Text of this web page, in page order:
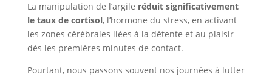
La manipulation de l’argile réduit significativement
le taux de cortisol, l’hormone du stress, en activant
les zones cérébrales liées à la détente et au plaisir
dès les premières minutes de contact.
Pourtant, nous passons souvent nos journées à lutter